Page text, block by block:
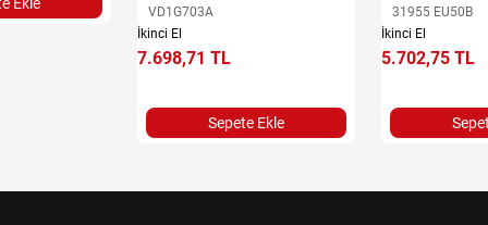
VD1G703A
İkinci El
7.698,71 TL
Sepete Ekle
31955 EU50B
İkinci El
5.702,75 TL